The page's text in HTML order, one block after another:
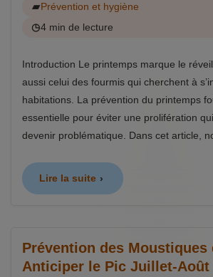
Prévention et hygiène
4 min de lecture
Introduction Le printemps marque le
aussi celui des fourmis qui cherchent à
habitations. La prévention du printemps
essentielle pour éviter une prolifération
devenir problématique. Dans cet article,
Lire la suite
Prévention des Moustiques
Anticiper le Pic Juillet-Août